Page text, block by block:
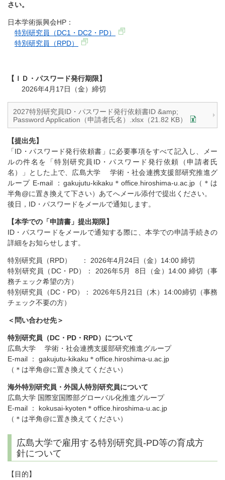
さい。
日本学術振興会HP：
特別研究員（DC1・DC2・PD）
特別研究員（RPD）
【ＩＤ・パスワード発行期限】
2026年4月17日（金）締切
2027特別研究員ID・パスワード発行依頼書ID &amp;
Password Application（申請者氏名）.xlsx（21.82 KB）
【提出先】
「ID・パスワード発行依頼書」に必要事項をすべて記入し、メー
ルの件名を「特別研究員ID・パスワード発行依頼（申請者氏
名）」とした上で、広島大学 学術・社会連携支援部研究推進グ
ループ E-mail ：gakujutu-kikaku＊office.hiroshima-u.ac.jp（＊は
半角@に置き換えて下さい）あてへメール添付で提出ください。
後日，ID・パスワードをメールで通知します。
【本学での「申請書」提出期限】
ID・パスワードをメールで通知する際に、本学での申請手続きの
詳細をお知らせします。
特別研究員（RPD） ： 2026年4月24日（金）14:00 締切
特別研究員（DC・PD）： 2026年5月 8日（金）14:00 締切（事
務チェック希望の方）
特別研究員（DC・PD）： 2026年5月21日（木）14:00締切（事務
チェック不要の方）
＜問い合わせ先＞
特別研究員（DC・PD・RPD）について
広島大学 学術・社会連携支援部研究推進グループ
E-mail ： gakujutu-kikaku＊office.hiroshima-u.ac.jp
（＊は半角@に置き換えてください）
海外特別研究員・外国人特別研究員について
広島大学 国際室国際部グローバル化推進グループ
E-mail ： kokusai-kyoten＊office.hiroshima-u.ac.jp
（＊は半角@に置き換えてください）
広島大学で雇用する特別研究員-PD等の育成方
針について
【目的】